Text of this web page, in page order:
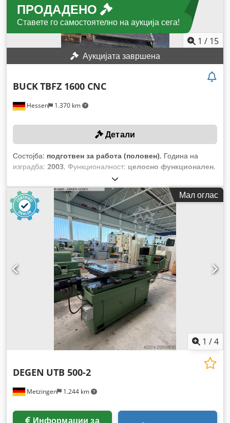
ПРОДАДЕНО
Ставете го самостоятелно на аукција сега!
1 / 15
Аукцијата завршена
Hessen 1.370 km
BUCKTBFZ 1600 CNC
Детали
Состојба: подготвен за работа (половен), Година на
изградба: 2003, Функционалност: целосно функционален,
M01.16.21.51.02
движење на Х-оската:1.600 мм, движење по оската Y:1.200
мм, растојание на движење Z-оска:500 мм, максимална
брзина на вретеното:10.000 обр/мин,
Мал оглас
1 /4
Metzingen 1.244 km
DEGEN UTB 500-2